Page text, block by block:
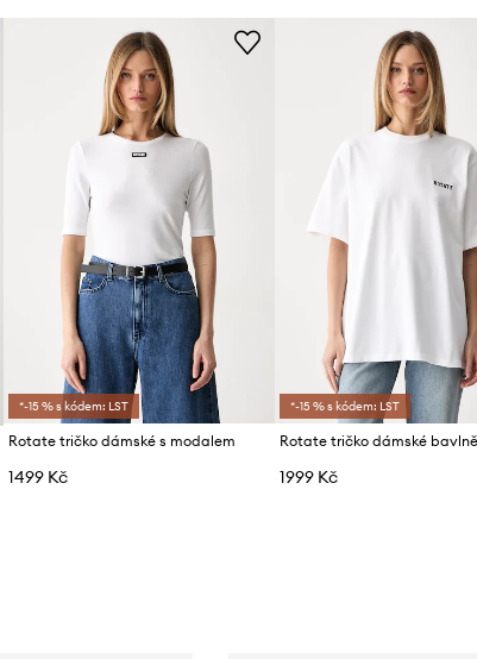
*-15 % s kódem: LST
Rotate tričko dámské s modalem
1499 Kč
*-15 % s kódem: LST
Rotate tričko dámské
1999 Kč